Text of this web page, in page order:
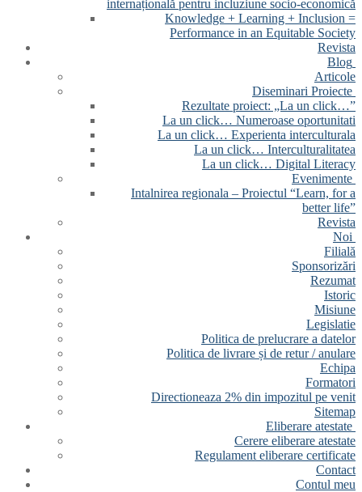
internațională pentru incluziune socio-economică
Knowledge + Learning + Inclusion =
Performance in an Equitable Society
Revista
Blog
Articole
Diseminari Proiecte
Rezultate proiect: „La un click…”
La un click… Numeroase oportunitati
La un click… Experienta interculturala
La un click… Interculturalitatea
La un click… Digital Literacy
Evenimente
Intalnirea regionala – Proiectul “Learn, for a
better life”
Revista
Noi
Filială
Sponsorizări
Rezumat
Istoric
Misiune
Legislatie
Politica de prelucrare a datelor
Politica de livrare și de retur / anulare
Echipa
Formatori
Directioneaza 2% din impozitul pe venit
Sitemap
Eliberare atestate
Cerere eliberare atestate
Regulament eliberare certificate
Contact
Contul meu